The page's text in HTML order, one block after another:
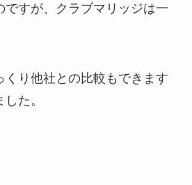
ですが、クラブマリッジは一
くり他社との比較もできます
た。